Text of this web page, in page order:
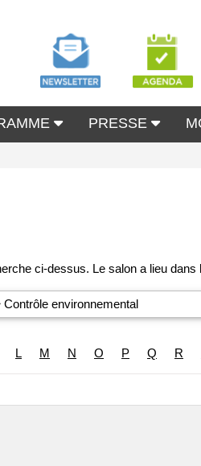
PRESSE
Contrôle environnemental
L M N O P Q R